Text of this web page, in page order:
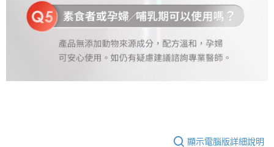
顯示電腦版詳細說明